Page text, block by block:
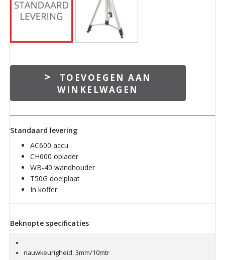
LEVELFIX
Cone/kruislaser
360°
/
aantal
TOEVOEGEN AAN
WINKELWAGEN
Standaard levering
AC600 accu
CH600 oplader
WB-40 wandhouder
T50G doelplaat
In koffer
Beknopte specificaties
nauwkeurigheid: 3mm/10mtr